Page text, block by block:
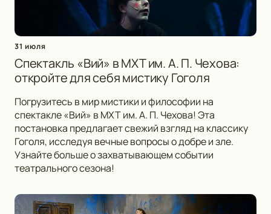
31 июля
Спектакль «Вий» в МХТ им. А. П. Чехова:
откройте для себя мистику Гоголя
Погрузитесь в мир мистики и философии на
спектакле «Вий» в МХТ им. А. П. Чехова! Эта
постановка предлагает свежий взгляд на классику
Гоголя, исследуя вечные вопросы о добре и зле.
Узнайте больше о захватывающем событии
театрального сезона!